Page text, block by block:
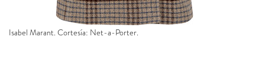
Isabel Marant. Cortesía: Net-a-Porter.